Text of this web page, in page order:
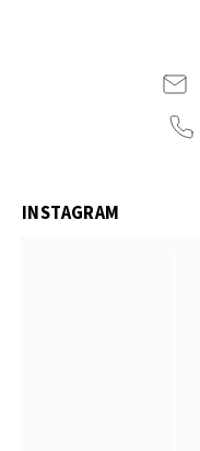
INSTAGRAM